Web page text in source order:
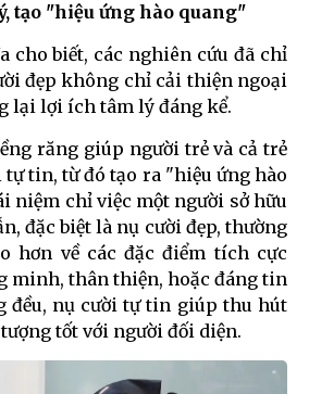
tạo "hiệu ứng hào quang"
cho biết, các nghiên cứu đã chỉ
đẹp không chỉ cải thiện ngoại
lại lợi ích tâm lý đáng kể.
răng giúp người trẻ và cả trẻ
tự tin, từ đó tạo ra "hiệu ứng hào
niệm chỉ việc một người sở hữu
đặc biệt là nụ cười đẹp, thường
hơn về các đặc điểm tích cực
minh, thân thiện, hoặc đáng tin
đều, nụ cười tự tin giúp thu hút
tốt với người đối diện.